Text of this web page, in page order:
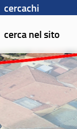
cercachi
cerca nel sito